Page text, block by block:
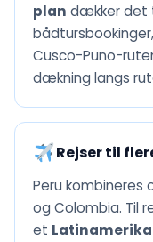
plan dækker det
Cusco-Puno-
dækning langs
Rejser til
Peru kombineres
og Colombia. Til
et